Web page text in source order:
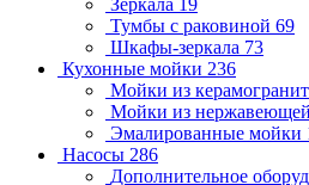
Зеркала 19
Тумбы с раковиной 69
Шкафы-зеркала 73
Кухонные мойки 236
Мойки из
Мойки из нержавеющей
Эмалированные мойки
Насосы 286
Дополнительное